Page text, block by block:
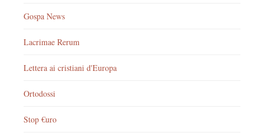
Gospa News
Lacrimae Rerum
Lettera ai cristiani d'Europa
Ortodossi
Stop €uro